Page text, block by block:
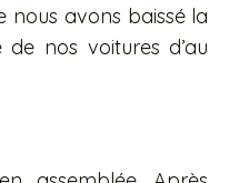
nous avons baissé la
nos voitures d’au